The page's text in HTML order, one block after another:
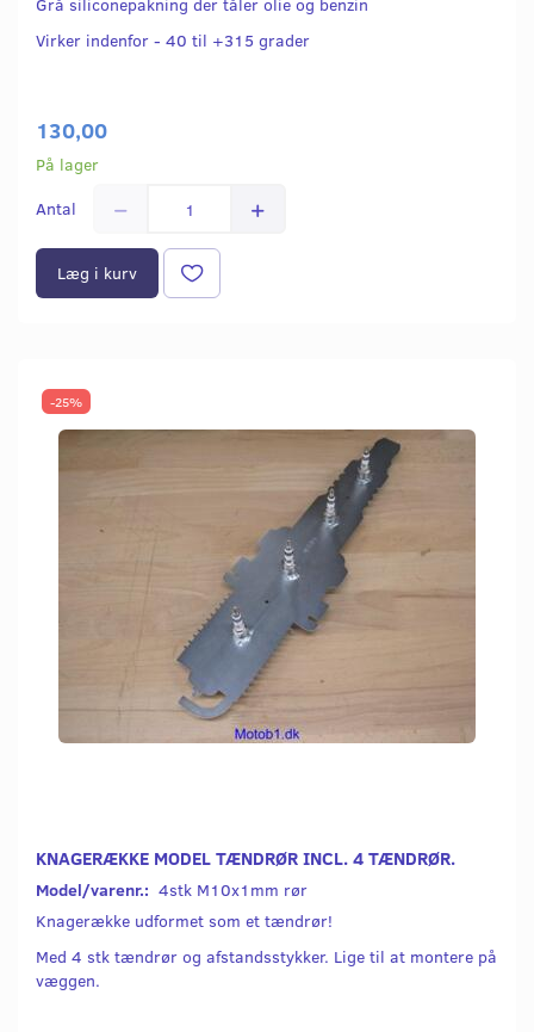
Virker indenfor - 40 til +315 grader
130,00
På lager
Antal
Læg i kurv
-25%
KNAGERÆKKE MODEL TÆNDRØR INCL. 4 TÆNDRØR.
Model/varenr.: 4stk M10x1mm rør
Knagerække udformet som et tændrør!
Med 4 stk tændrør og afstandsstykker. Lige til at montere på
væggen.